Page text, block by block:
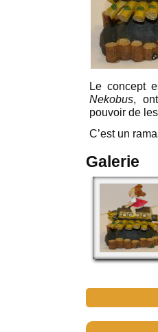
Le concept
Nekobus,
pouvoir de
C’est un
Galerie